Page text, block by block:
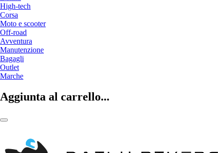
High-tech
Corsa
Moto e scooter
Off-road
Avventura
Manutenzione
Bagagli
Outlet
Marche
Aggiunta al carrello...